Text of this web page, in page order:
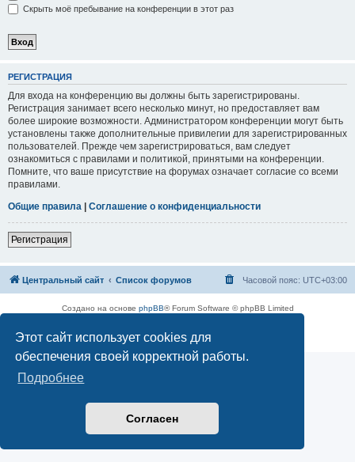
Этот сайт использует cookies для
обеспечения своей корректной работы.
Подробнее
Согласен
Скрыть моё пребывание на конференции в этот раз
РЕГИСТРАЦИЯ
Для входа на конференцию вы должны быть зарегистрированы.
Регистрация занимает всего несколько минут, но предоставляет вам
более широкие возможности. Администратором конференции могут быть
установлены также дополнительные привилегии для зарегистрированных
пользователей. Прежде чем зарегистрироваться, вам следует
ознакомиться с правилами и политикой, принятыми на конференции.
Помните, что ваше присутствие на форумах означает согласие со всеми
правилами.
Общие правила | Соглашение о конфиденциальности
Регистрация
Центральный сайт Список форумов Часовой пояс: UTC+03:00
Создано на основе phpBB® Forum Software © phpBB Limited
Конфиденциальность|Правила